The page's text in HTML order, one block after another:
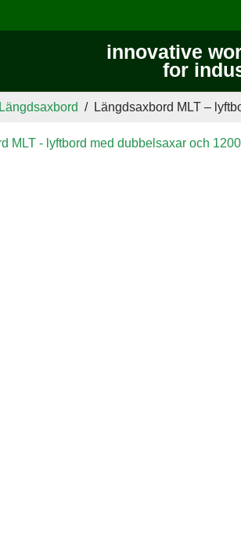
innovative
for
Längdsaxbord / Längdsaxbord MLT –